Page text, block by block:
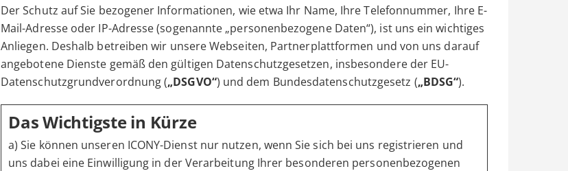
Der Schutz auf Sie bezogener Informationen, wie etwa Ihr Name, Ihre Telefonnummer, Ihre E-
Mail-Adresse oder IP-Adresse (sogenannte „personenbezogene Daten“), ist uns ein wichtiges
Anliegen. Deshalb betreiben wir unsere Webseiten, Partnerplattformen und von uns darauf
angebotene Dienste gemäß den gültigen Datenschutzgesetzen, insbesondere der EU-
Datenschutzgrundverordnung („DSGVO“) und dem Bundesdatenschutzgesetz („BDSG“).
Das Wichtigste in Kürze
a) Sie können unseren ICONY-Dienst nur nutzen, wenn Sie sich bei uns registrieren und
uns dabei eine Einwilligung in der Verarbeitung Ihrer besonderen personenbezogenen